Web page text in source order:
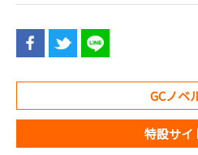
GCノベ
特設サイ